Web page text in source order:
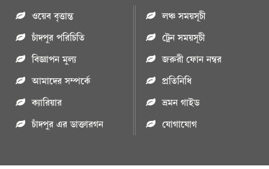
ওয়েব বৃত্তান্ত
চাঁদপুর পরিচিতি
বিজ্ঞাপন মুল্য
আমাদের সম্পর্কে
ক্যারিয়ার
চাঁদপুর এর ডাক্তারগন
লঞ্চ সময়সূচী
ট্রেন সময়সূচী
জরুরী ফোন নম্বর
প্রতিনিধি
ভ্রমন গাইড
যোগাযোগ